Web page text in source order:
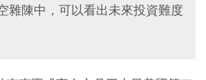
雜陳中，可以看出未來投資難度